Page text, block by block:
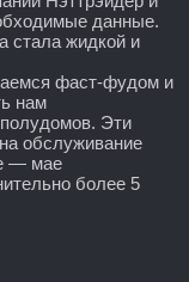
данные.
стала жидкой и
фаст-фудом и
нам
Эти
обслуживание
— мае
более 5